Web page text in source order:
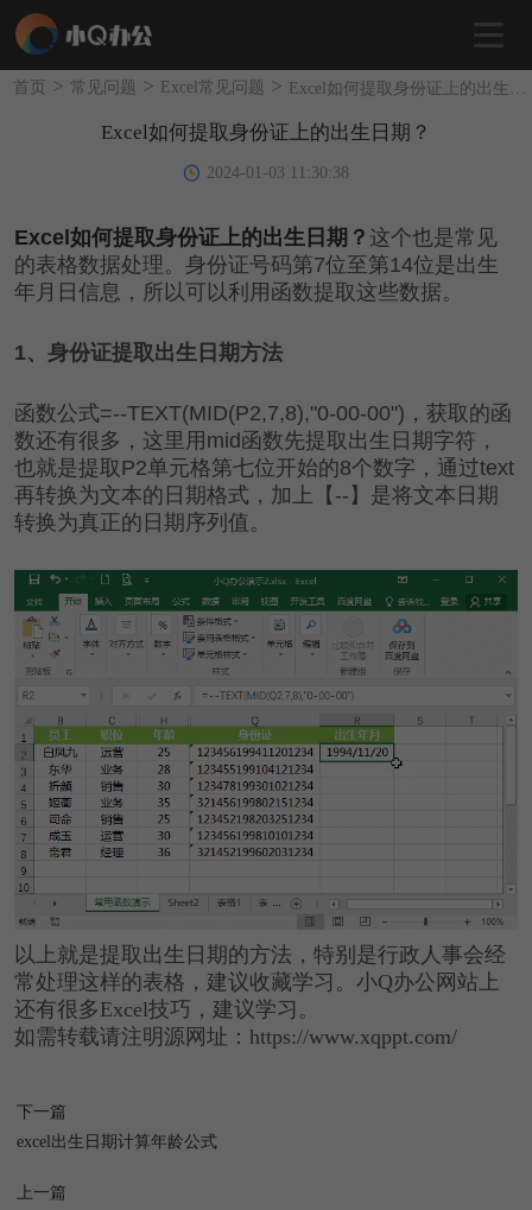
首页 > 常见问题 > Excel常见问题 >
Excel如何提取身份证上的出生日期？
2024-01-03 11:30:38
Excel如何提取身份证上的出生日期？ 这个也是常见
的表格数据处理。身份证号码第7位至第14位是出生
年月日信息，所以可以利用函数提取这些数据。
1、身份证提取出生日期方法
函数公式=--TEXT(MID(P2,7,8),"0-00-00")，获取的函
数还有很多，这里用mid函数先提取出生日期字符，
也就是提取P2单元格第七位开始的8个数字，通过text
再转换为文本的日期格式，加上【--】是将文本日期
转换为真正的日期序列值。
以上就是提取出生日期的方法，特别是行政人事会经
常处理这样的表格，建议收藏学习。小Q办公网站上
还有很多Excel技巧，建议学习。
如需转载请注明源网址：https://www.xqppt.com/
下一篇
excel出生日期计算年龄公式
上一篇